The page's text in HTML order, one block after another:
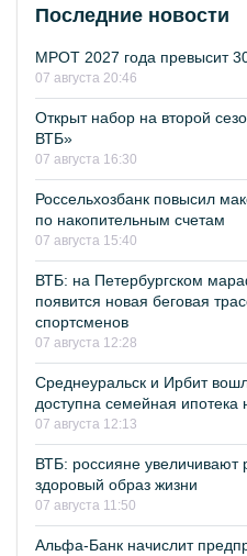
Последние новости
МРОТ 2027 года превысит
07 августа 20:46
Открыт набор на второй
ВТБ»
07 августа 16:30
Россельхозбанк повысил
по накопительным счетам
07 августа 15:40
ВТБ: на Петербургском
появится новая беговая
спортсменов
07 августа 12:28
Среднеуральск и Ирбит
доступна семейная ипотека
07 августа 12:13
ВТБ: россияне увеличивают
здоровый образ жизни
07 августа 11:50
Альфа-Банк начислит